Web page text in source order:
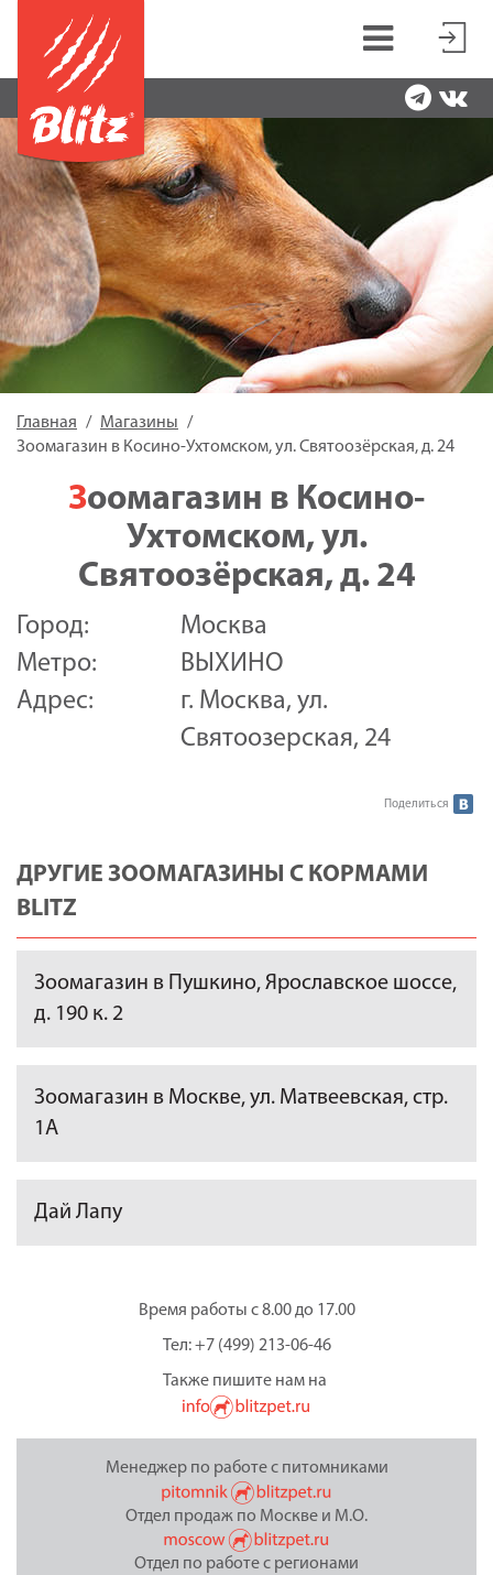
Главная
Магазины
Зоомагазин в Косино-Ухтомском, ул. Святоозёрская, д. 24
Зоомагазин в Косино-
Ухтомском, ул.
Святоозёрская, д. 24
Город:
Москва
Метро:
ВЫХИНО
Адрес:
г. Москва, ул.
Святоозерская, 24
Поделиться
ДРУГИЕ ЗООМАГАЗИНЫ С КОРМАМИ
BLITZ
Зоомагазин в Пушкино, Ярославское шоссе,
д. 190 к. 2
Зоомагазин в Москве, ул. Матвеевская, стр.
1А
Дай Лапу
Время работы с 8.00 до 17.00
Тел: +7 (499) 213-06-46
Также пишите нам на
Менеджер по работе с питомниками
Отдел продаж по Москве и М.О.
Отдел по работе с регионами